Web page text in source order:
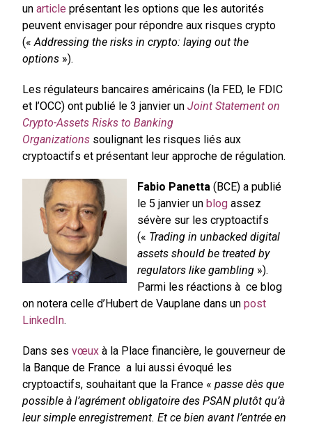
unarticle présentant les options que les autorités
peuvent envisager pour répondre aux risques crypto
(«Addressing the risks in crypto: laying out the
options »).
Les régulateurs bancaires américains (la FED, le FDIC
et l’OCC) ont publié le 3 janvier unJoint Statement on
Crypto-Assets Risks to Banking
Organizations soulignant les risques liés aux
cryptoactifs et présentant leur approche de régulation.
Fabio Panetta (BCE) a publié
le 5 janvier unblog assez
sévère sur les cryptoactifs
(« Trading in unbacked digital
assets should be treated by
regulators like gambling »).
Parmi les réactions à ce blog
on notera celle d’Hubert de Vauplane dans unpost
LinkedIn.
Dans ses vœux à la Place financière, le gouverneur de
la Banque de France a lui aussi évoqué les
cryptoactifs, souhaitant que la France «passe dès que
possible à l’agrément obligatoire des PSAN plutôt qu’à
leur simple enregistrement. Et ce bien avant l’entrée en